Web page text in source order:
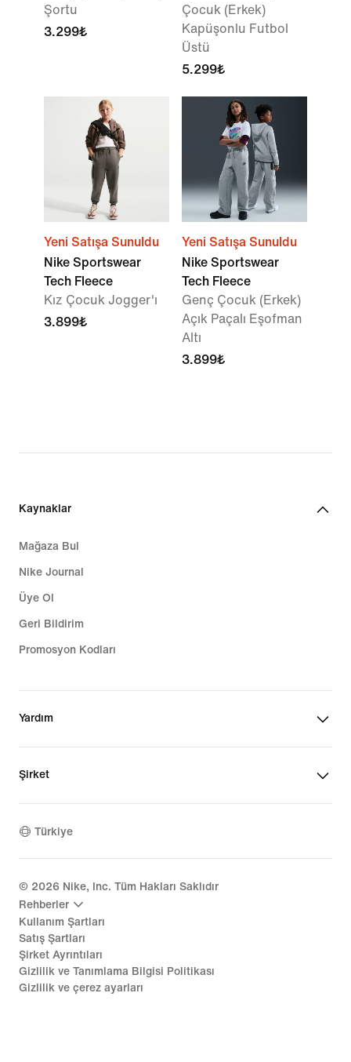
Şortu
3.299₺
Çocuk (Erkek)
Kapüşonlu Futbol
Üstü
5.299₺
Yeni Satışa Sunuldu
Nike Sportswear
Tech Fleece
Kız Çocuk Jogger'ı
3.899₺
Yeni Satışa Sunuldu
Nike Sportswear
Tech Fleece
Genç Çocuk (Erkek)
Açık Paçalı Eşofman
Altı
3.899₺
Kaynaklar
Mağaza Bul
Nike Journal
Üye Ol
Geri Bildirim
Promosyon Kodları
Yardım
Şirket
Türkiye
© 2026 Nike, Inc. Tüm Hakları Saklıdır
Rehberler
Kullanım Şartları
Satış Şartları
Şirket Ayrıntıları
Gizlilik ve Tanımlama Bilgisi Politikası
Gizlilik ve çerez ayarları